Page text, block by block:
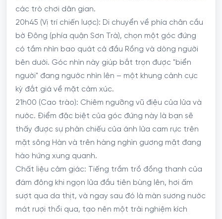
các trò chơi dân gian.
20h45 (Vị trí chiến lược): Di chuyển về phía chân cầu
bờ Đông (phía quận Sơn Trà), chọn một góc đứng
có tầm nhìn bao quát cả đầu Rồng và dòng người
bên dưới. Góc nhìn này giúp bắt trọn được "biển
người" đang ngước nhìn lên – một khung cảnh cực
kỳ đắt giá về mặt cảm xúc.
21h00 (Cao trào): Chiêm ngưỡng vũ điệu của lửa và
nước. Điểm đặc biệt của góc đứng này là bạn sẽ
thấy được sự phản chiếu của ánh lửa cam rực trên
mặt sông Hàn và trên hàng nghìn gương mặt đang
hào hứng xung quanh.
Chất liệu cảm giác: Tiếng trầm trồ đồng thanh của
đám đông khi ngọn lửa đầu tiên bùng lên, hơi ấm
sượt qua da thịt, và ngay sau đó là màn sương nước
mát rượi thổi qua, tạo nên một trải nghiệm kích